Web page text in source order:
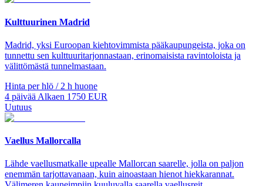
Kulttuurinen Madrid
Madrid, yksi Euroopan kiehtovimmista pääkaupungeista, joka on
tunnettu sen kulttuuritarjonnastaan, erinomaisista ravintoloista ja
välittömästä tunnelmastaan.
Hinta per hlö / 2 h huone
4 päivää Alkaen 1750 EUR
Uutuus
Vaellus Mallorcalla
Lähde vaellusmatkalle upealle Mallorcan saarelle, jolla on paljon
enemmän tarjottavanaan, kuin ainoastaan hienot hiekkarannat.